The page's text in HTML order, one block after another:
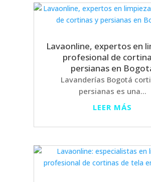
Lavaonline, expertos en
profesional de
persianas en
Lavanderías Bogotá
persianas es una...
LEER MÁS